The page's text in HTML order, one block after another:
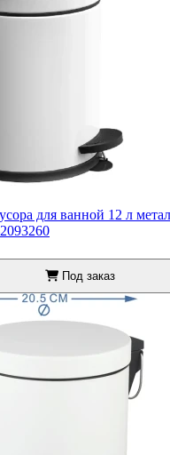
для ванной 12 л
Под заказ